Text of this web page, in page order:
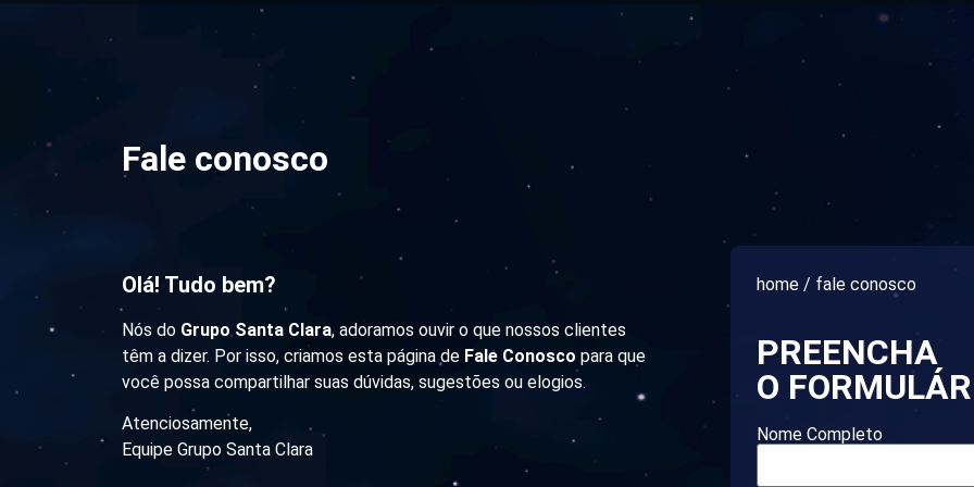
Fale conosco
Olá! Tudo bem?
Nós do Grupo Santa Clara, adoramos ouvir o que nossos clientes
têm a dizer. Por isso, criamos esta página de Fale Conosco para que
você possa compartilhar suas dúvidas, sugestões ou elogios.
Atenciosamente,
Equipe Grupo Santa Clara
home / fale conosco
PREENCHA
O
Nome Completo